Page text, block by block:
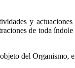
y
de toda
del Organismo,